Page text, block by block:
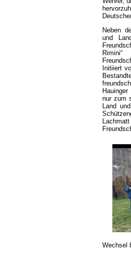
Neben
und
Initiiert
nur zum
Land
Wechsel